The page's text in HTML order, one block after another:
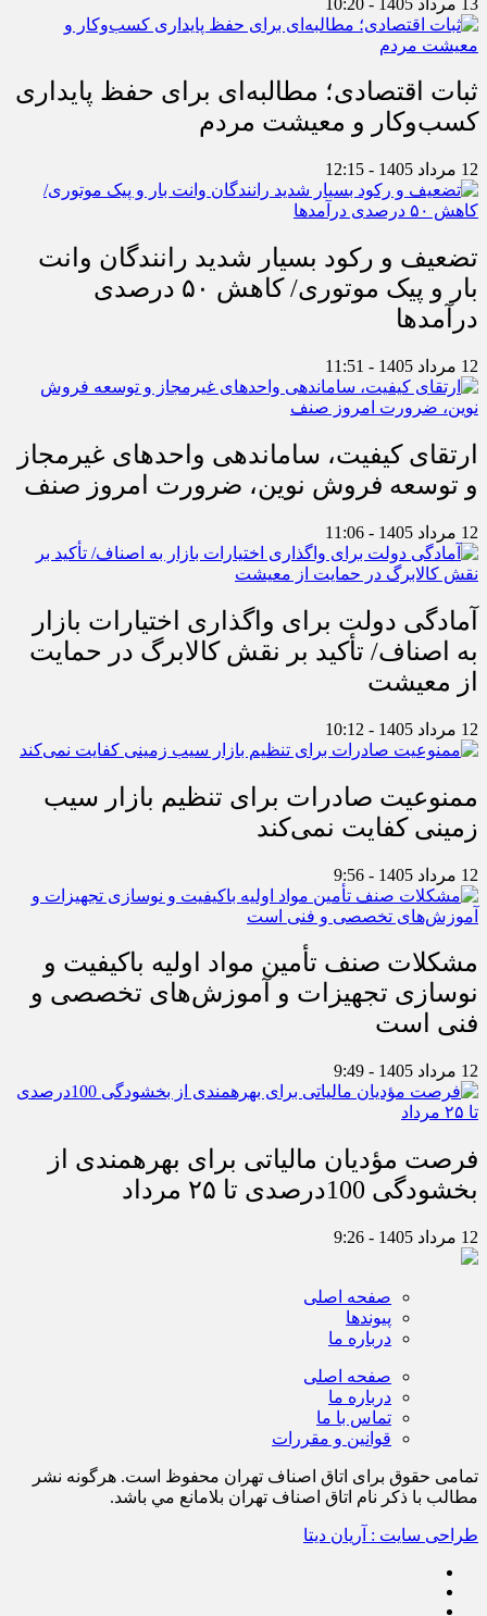
ثبات اقتصادی؛ مطالبه‌ای برای حفظ پایداری
کسب‌وکار و معیشت مردم
12 مرداد 1405 - 12:15
تضعیف و رکود بسیار شدید رانندگان وانت
بار و پیک موتوری/ کاهش ۵۰ درصدی
درآمدها
12 مرداد 1405 - 11:51
ارتقای کیفیت، ساماندهی واحدهای غیرمجاز
و توسعه فروش نوین، ضرورت امروز صنف
12 مرداد 1405 - 11:06
آمادگی دولت برای واگذاری اختیارات بازار
به اصناف/ تأکید بر نقش کالابرگ در حمایت
از معیشت
12 مرداد 1405 - 10:12
ممنوعیت صادرات برای تنظیم بازار سیب
زمینی کفایت نمی‌کند
12 مرداد 1405 - 9:56
مشکلات صنف تأمین مواد اولیه باکیفیت و
نوسازی تجهیزات و آموزش‌های تخصصی و
فنی است
12 مرداد 1405 - 9:49
فرصت مؤدیان مالیاتی برای بهره‎مندی از
بخشودگی 100درصدی تا ۲۵ مرداد
12 مرداد 1405 - 9:26
صفحه اصلی
پیوندها
درباره ما
صفحه اصلی
درباره ما
تماس با ما
قوانین و مقررات
تمامی حقوق برای اتاق اصناف تهران محفوظ است. هرگونه نشر
مطالب با ذكر نام اتاق اصناف تهران بلامانع مي باشد.
طراحی سایت : آریان دیتا